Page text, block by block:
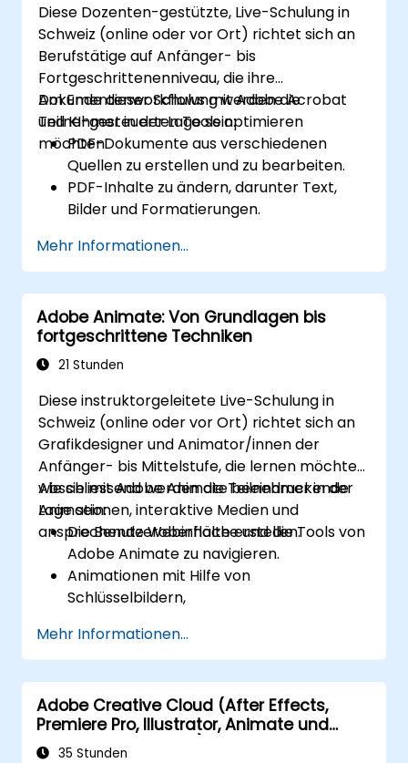
Diese Dozenten-gestützte, Live-Schulung in
Schweiz (online oder vor Ort) richtet sich an
Berufstätige auf Anfänger- bis
Fortgeschrittenenniveau, die ihre
Dokumentenworkflows mit Adobe Acrobat
und KI-gesteuerten Tools optimieren
möchten.
Am Ende dieser Schulung werden die
Teilnehmer in der Lage sein:
PDF-Dokumente aus verschiedenen
Quellen zu erstellen und zu bearbeiten.
PDF-Inhalte zu ändern, darunter Text,
Bilder und Formatierungen.
Dokumentüberprüfung zu nutzen.
Sicherheitsfunktionen zum Schutz von
PDF-Dokumenten einzusetzen.
KI-gesteuerte Tools zur Automatisierung
von PDF-bezogenen Aufgaben zu
verwenden.
Mehr Informationen...
Adobe Animate: Von Grundlagen bis
fortgeschrittene Techniken
21 Stunden
Diese instruktorgeleitete Live-Schulung in
Schweiz (online oder vor Ort) richtet sich an
Grafikdesigner und Animator/innen der
Anfänger- bis Mittelstufe, die lernen möchten,
wie sie mit Adobe Animate beeindruckende
Animationen, interaktive Medien und
ansprechende Webinhalte erstellen.
Abschliessend werden die Teilnehmer in der
Lage sein:
Die Benutzeroberfläche und die Tools von
Adobe Animate zu navigieren.
Animationen mit Hilfe von
Schlüsselbildern,
Tweens) und Form-Interpolationen
(Shape Tweens) zu erstellen und zu
bearbeiten.
Interaktive Animationen und
Anwendungen mit ActionScript und
JavaScript zu designen.
Mehr Informationen...
Adobe Creative Cloud (After Effects,
Premiere Pro, Illustrator, Animate und
Character Animator) für Einsteiger
35 Stunden